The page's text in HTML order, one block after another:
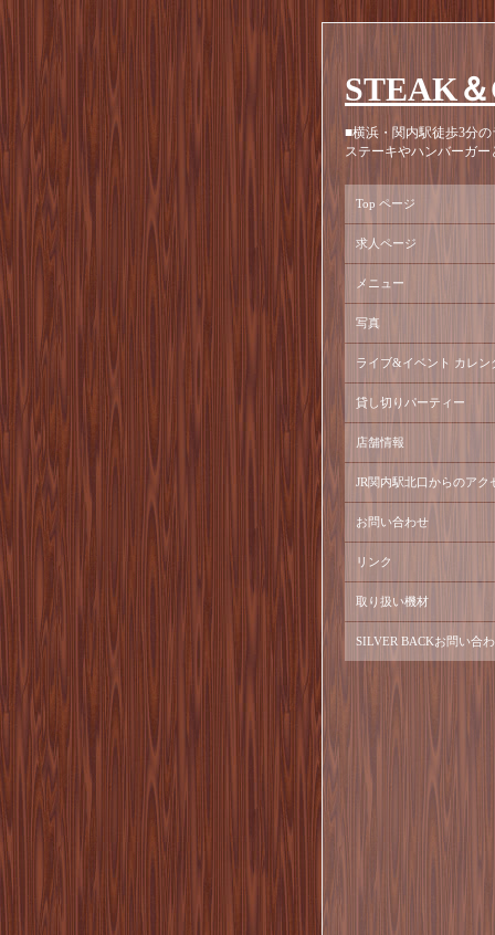
STEAK
■横浜・関内駅徒歩3分
ステーキやハンバーガ
Top ページ
求人ページ
メニュー
写真
ライブ&イベント カレン
貸し切りパーティー
店舗情報
JR関内駅北口からのアク
お問い合わせ
リンク
取り扱い機材
SILVER BACKお問い合